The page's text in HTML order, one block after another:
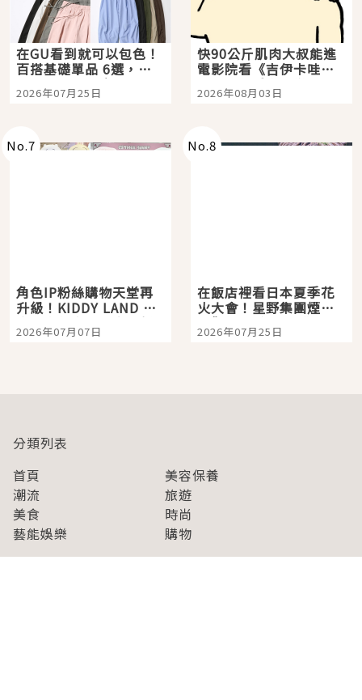
在GU看到就可以包色！
百搭基礎單品 6選，閉
眼全收也不心疼
2026年07月25日
快90公斤肌肉大叔能進
電影院看《吉伊卡哇》
嗎？日本重金屬樂團
「打首」會長與nagano
2026年08月03日
No.7
角色IP粉絲購物天堂再
升級！KIDDY LAND 原
宿店吉伊卡哇迎客，新
開幕 OMOKADO 店3分
2026年07月07日
No.8
在飯店裡看日本夏季花
火大會！星野集團煙火
景觀飯店6選，讓你不用
人擠人悠閒欣賞
2026年07月25日
分類列表
首頁
美容保養
潮流
旅遊
美食
時尚
藝能娛樂
購物